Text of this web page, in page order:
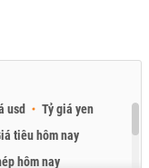
usd
Tỷ giá yen
tiêu hôm nay
hôm nay